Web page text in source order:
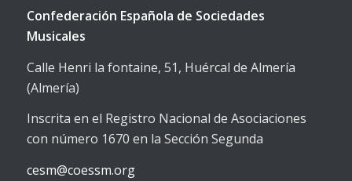
Confederación Española de Sociedades
Musicales
Calle Henri la fontaine, 51, Huércal de Almería
(Almería)
Inscrita en el Registro Nacional de Asociaciones
con número 1670 en la Sección Segunda
cesm@coessm.org